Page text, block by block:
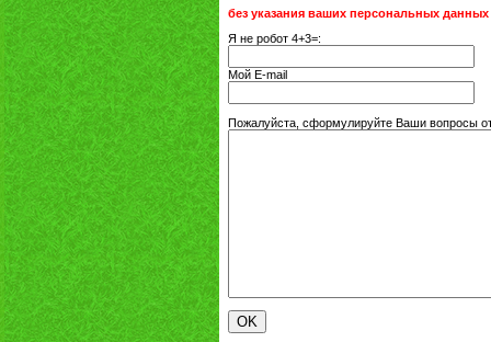
без указания ваших персональных данных
Я не робот 4+3=:
Мой E-mail
Пожалуйста, сформулируйте Ваши вопросы